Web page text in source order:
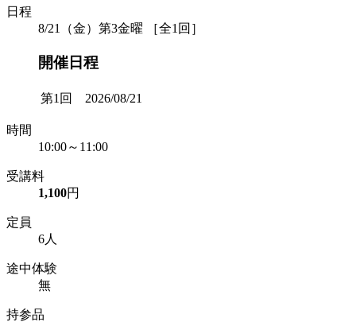
日程
8/21（金）第3金曜 ［全1回］
開催日程
第1回 2026/08/21
時間
10:00～11:00
受講料
1,100円
定員
6人
途中体験
無
持参品